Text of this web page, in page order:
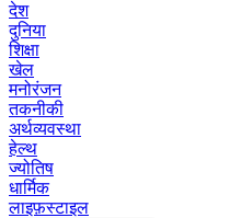
देश
दुनिया
शिक्षा
खेल
मनोरंजन
तकनीकी
अर्थव्यवस्था
हेल्थ
ज्योतिष
धार्मिक
लाइफ़स्टाइल